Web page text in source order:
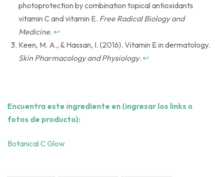
photoprotection by combination topical antioxidants
vitamin C and vitamin E. Free Radical Biology and
Medicine. ↩
Keen, M. A., & Hassan, I. (2016). Vitamin E in dermatology.
Skin Pharmacology and Physiology. ↩
Encuentra este ingrediente en (ingresar los links o
fotos de producto):
Botanical C Glow